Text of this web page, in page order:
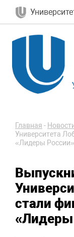
Главная -
Университета
«Лидеры России»
стали
«Лидеры